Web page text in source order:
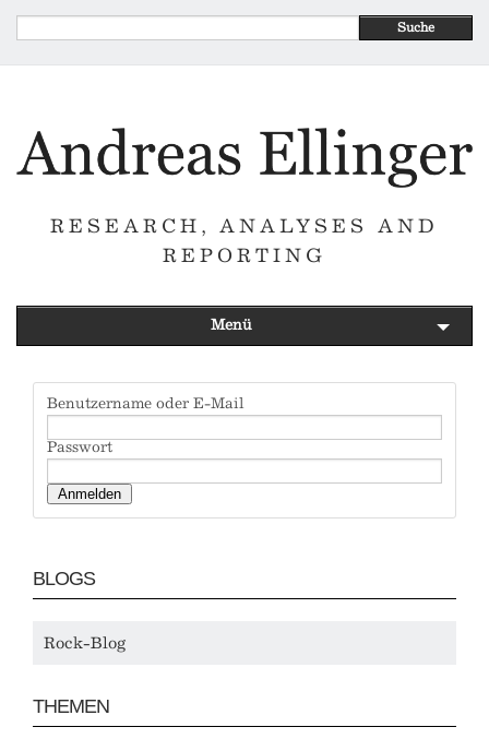
Suche
RESEARCH, ANALYSES AND
REPORTING
Menü
Benutzername oder E-Mail
Passwort
BLOGS
Rock-Blog
THEMEN